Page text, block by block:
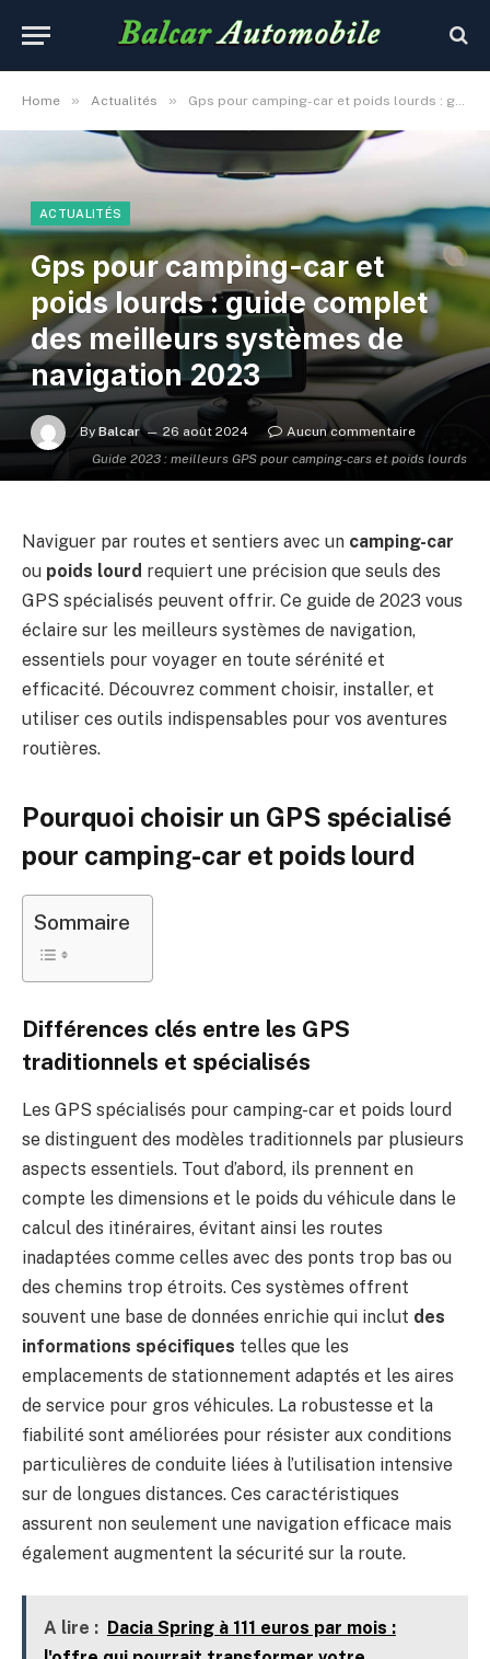
Home » Actualités » Gps pour camping-car et poids lourds : guide complet des meilleurs systèmes de navigation 2023
Guide 2023 : meilleurs GPS pour camping-cars et poids lourds
ACTUALITÉS
Gps pour camping-car et
poids lourds : guide complet
des meilleurs systèmes de
navigation 2023
By Balcar 26 août 2024 Aucun commentaire
Naviguer par routes et sentiers avec un camping-car
ou poids lourd requiert une précision que seuls des
GPS spécialisés peuvent offrir. Ce guide de 2023 vous
éclaire sur les meilleurs systèmes de navigation,
essentiels pour voyager en toute sérénité et
efficacité. Découvrez comment choisir, installer, et
utiliser ces outils indispensables pour vos aventures
routières.
Pourquoi choisir un GPS spécialisé
pour camping-car et poids lourd
Sommaire
Différences clés entre les GPS
traditionnels et spécialisés
Les GPS spécialisés pour camping-car et poids lourd
se distinguent des modèles traditionnels par plusieurs
aspects essentiels. Tout d’abord, ils prennent en
compte les dimensions et le poids du véhicule dans le
calcul des itinéraires, évitant ainsi les routes
inadaptées comme celles avec des ponts trop bas ou
des chemins trop étroits. Ces systèmes offrent
souvent une base de données enrichie qui inclut des
informations spécifiques telles que les
emplacements de stationnement adaptés et les aires
de service pour gros véhicules. La robustesse et la
fiabilité sont améliorées pour résister aux conditions
particulières de conduite liées à l’utilisation intensive
sur de longues distances. Ces caractéristiques
assurent non seulement une navigation efficace mais
également augmentent la sécurité sur la route.
A lire : Dacia Spring à 111 euros par mois :